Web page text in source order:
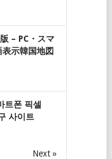
– PC・スマ
示韓国地図
트폰 픽셀
사이트
Next »